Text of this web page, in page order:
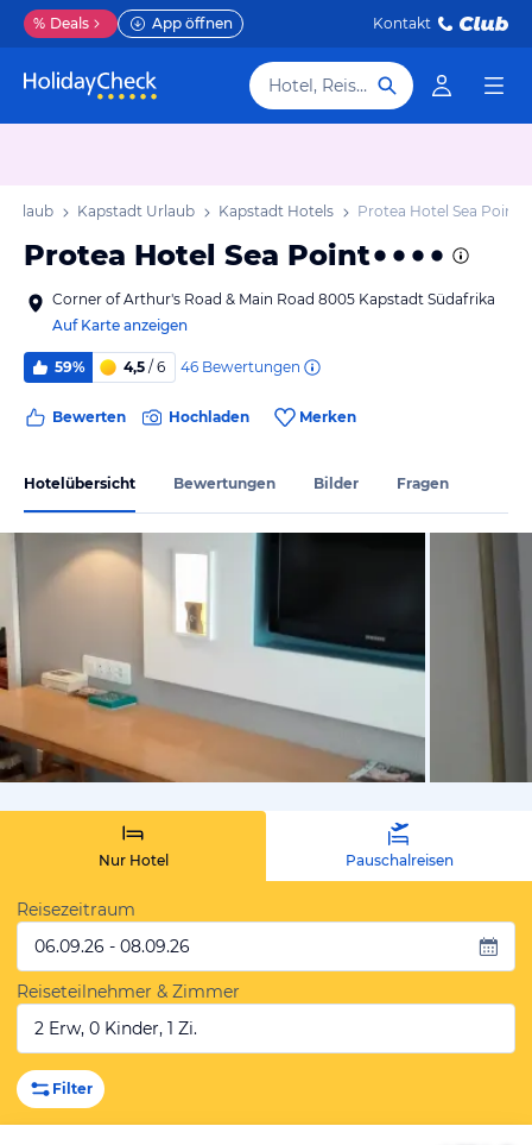
% Deals App öffnen Kontakt
Hotel, Reiseziel
Urlaub Kapstadt Urlaub Kapstadt Hotels Protea Hotel Sea Point
Protea Hotel Sea Point
Corner of Arthur's Road & Main Road 8005 Kapstadt Südafrika
Auf Karte anzeigen
59% 4,5 / 6 46 Bewertungen
Bewerten Hochladen Merken
Hotelübersicht Bewertungen Bilder Fragen
Nur Hotel Pauschalreisen
Reisezeitraum
06.09.26 - 08.09.26
Reiseteilnehmer & Zimmer
2 Erw, 0 Kinder, 1 Zi.
Filter